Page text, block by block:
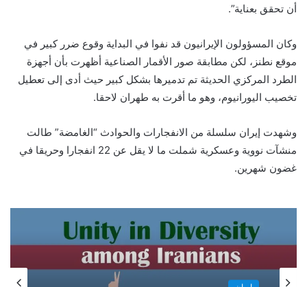
أن تحقق بعناية”.
وكان المسؤولون الإيرانيون قد نفوا في البداية وقوع ضرر كبير في
موقع نطنز، لكن مطابقة صور الأقمار الصناعية أظهرت بأن أجهزة
الطرد المركزي الحديثة تم تدميرها بشكل كبير حيث أدى إلى تعطيل
تخصيب اليورانيوم، وهو ما أقرت به طهران لاحقا.
وشهدت إيران سلسلة من الانفجارات والحوادث “الغامضة” طالت
منشآت نووية وعسكرية شملت ما لا يقل عن 22 انفجارا وحريقا في
غضون شهرين.